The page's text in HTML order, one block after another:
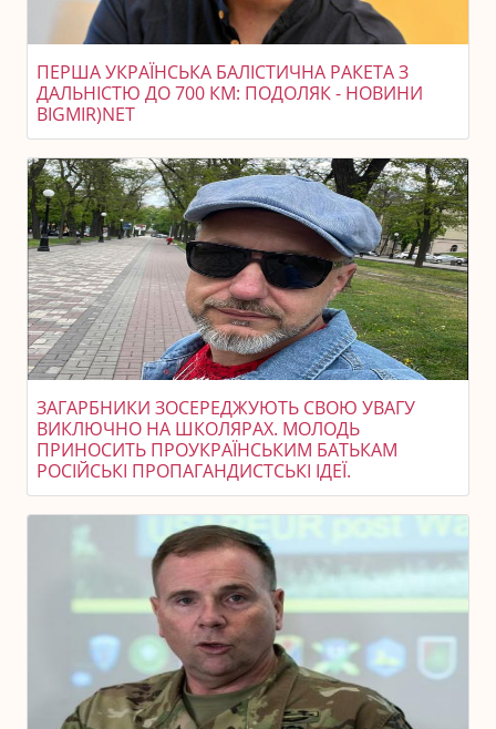
ПЕРША УКРАЇНСЬКА БАЛІСТИЧНА РАКЕТА З
ДАЛЬНІСТЮ ДО 700 КМ: ПОДОЛЯК - НОВИНИ
BIGMIR)NET
ЗАГАРБНИКИ ЗОСЕРЕДЖУЮТЬ СВОЮ УВАГУ
ВИКЛЮЧНО НА ШКОЛЯРАХ. МОЛОДЬ
ПРИНОСИТЬ ПРОУКРАЇНСЬКИМ БАТЬКАМ
РОСІЙСЬКІ ПРОПАГАНДИСТСЬКІ ІДЕЇ.